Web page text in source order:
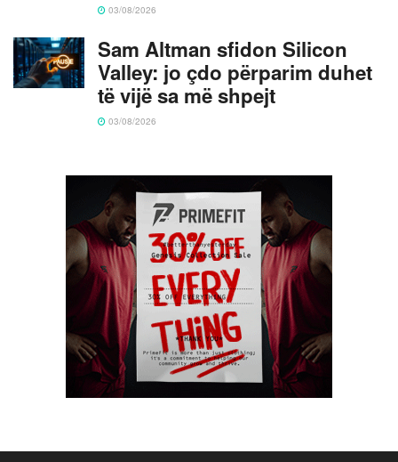
03/08/2026
Sam Altman sfidon Silicon
Valley: jo çdo përparim duhet
të vijë sa më shpejt
03/08/2026